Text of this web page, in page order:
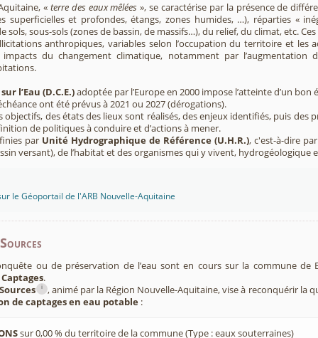
« terre des eaux mêlées », se caractérise par la présence de
superficielles et profondes, étangs, zones humides, …), réparties «
sols, sous-sols (zones de bassin, de massifs…), du relief, du climat, etc.
anthropiques, variables selon l’occupation du territoire et les
impacts du changement climatique, notamment par l’augmentation
l’Eau (D.C.E.)adoptée par l’Europe en 2000 impose l’atteinte d’un
ont été prévus à 2021 ou 2027 (dérogations).
objectifs, des états des lieux sont réalisés, des enjeux identifiés, puis des
de politiques à conduire et d’actions à mener.
par Unité Hydrographique de Référence (U.H.R.), c'est-à-dire
versant), de l’habitat et des organismes qui y vivent, hydrogéologique
le Géoportail de l'ARB Nouvelle-Aquitaine
ou de préservation de l’eau sont en cours sur la commune de
.
i
, animé par la Région Nouvelle-Aquitaine, vise à reconquérir la
de captages en eau potable:
sur 0,00 % du territoire de la commune (Type : eaux souterraines)